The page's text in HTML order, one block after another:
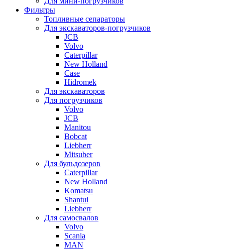
Фильтры
Топливные сепараторы
Для экскаваторов-погрузчиков
JCB
Volvo
Caterpillar
New Holland
Case
Hidromek
Для экскаваторов
Для погрузчиков
Volvo
JCB
Manitou
Bobcat
Liebherr
Mitsuber
Для бульдозеров
Caterpillar
New Holland
Komatsu
Shantui
Liebherr
Для самосвалов
Volvo
Scania
MAN